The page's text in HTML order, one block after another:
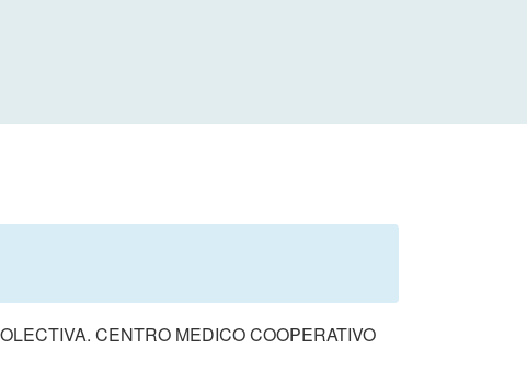
CENTRO MEDICO COOPERATIVO